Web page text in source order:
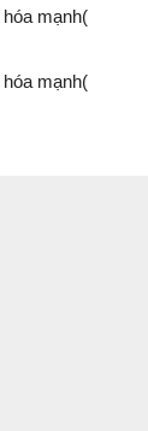
mạnh(
mạnh(